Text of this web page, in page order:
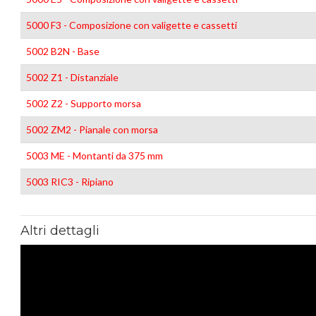
5000 F3 - Composizione con valigette e cassetti
5002 B2N - Base
5002 Z1 - Distanziale
5002 Z2 - Supporto morsa
5002 ZM2 - Pianale con morsa
5003 ME - Montanti da 375 mm
5003 RIC3 - Ripiano
Altri dettagli